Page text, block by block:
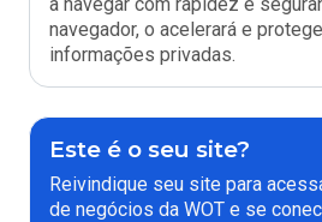
navegador, o acelerará e
informações privadas.
Este é o seu site?
Reivindique seu site para
de negócios da WOT e se